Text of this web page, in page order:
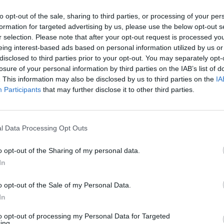
opt-out of the sale, sharing to third parties, or processing of your
for targeted advertising by us, please use the below opt-out
selection. Please note that after your opt-out request is processed
interest-based ads based on personal information utilized by us
to third parties prior to your opt-out. You may separately
of your personal information by third parties on the IAB’s list of
This information may also be disclosed by us to third parties on the
Participants that may further disclose it to other third parties.
Data Processing Opt Outs
opt-out of the Sharing of my personal data.
opt-out of the Sale of my Personal Data.
opt-out of processing my Personal Data for Targeted
Φαίης Μαυραγάνη και της Μαρίας
στον Νίκο Χατζηνικολάου
2023 , έδωσαν την αφορμή
επικό σχόλιο στον αέρα.
την κατάσταση 17:00 – 19:00, γιατί
τα δικά μου, μου επιτρέπετε…
από εμένα. Κάθισες δίπλα